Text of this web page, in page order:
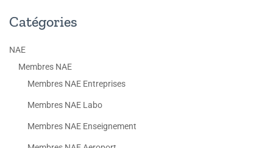
Catégories
NAE
Membres NAE
Membres NAE Entreprises
Membres NAE Labo
Membres NAE Enseignement